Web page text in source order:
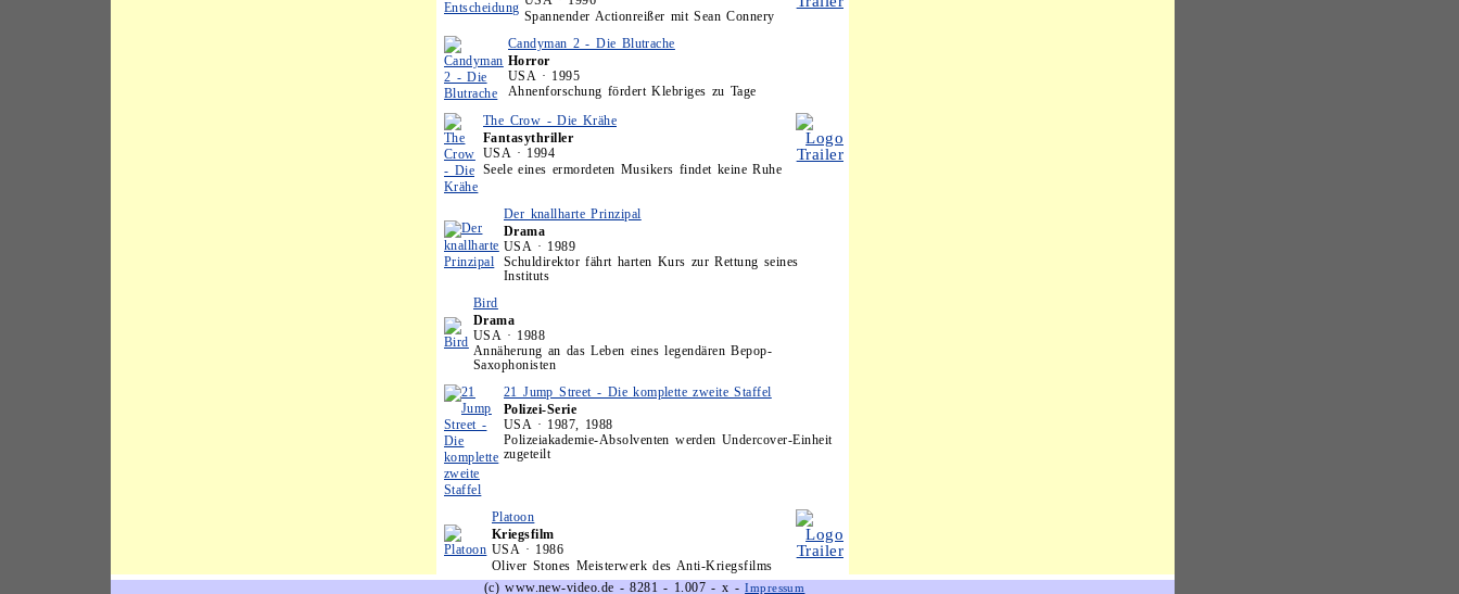
Spannender Actionreißer mit Sean Connery
Candyman 2 - Die Blutrache
Horror
USA · 1995
Ahnenforschung fördert Klebriges zu Tage
The Crow - Die Krähe
Fantasythriller
USA · 1994
Seele eines ermordeten Musikers findet keine Ruhe
Der knallharte Prinzipal
Drama
USA · 1989
Schuldirektor fährt harten Kurs zur Rettung seines
Instituts
Bird
Drama
USA · 1988
Annäherung an das Leben eines legendären Bepop-
Saxophonisten
21 Jump Street - Die komplette zweite Staffel
Polizei-Serie
USA · 1987, 1988
Polizeiakademie-Absolventen werden Undercover-Einheit
zugeteilt
Platoon
Kriegsfilm
USA · 1986
Oliver Stones Meisterwerk des Anti-Kriegsfilms
(c) www.new-video.de - 8281 - 1.007 - x -Impressum